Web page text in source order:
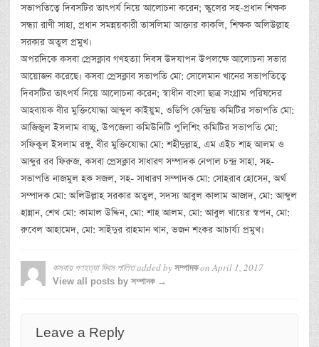
সভাপতিত্বে দিবসটির তাৎপর্য নিয়ে আলোচনা করেন; স্কুলের সহ-প্রধান শিক্ষক
সন্ধ্যা রাণী সাহা, প্রধান সমন্নয়কারী তাসলিমা আক্তার কাকলি, শিক্ষক অলিউল্লাহ
সরকার অতুল প্রমুখ।
অপরদিকে কসবা প্রেসক্লাব গণহত্যা দিবস উদযাপন উপলক্ষে আলোচনা সভার
আয়োজন করেছে। কসবা প্রেসক্লাব সভাপতি মো: সোলেমান খানের সভাপতিত্বে
দিবসটির তাৎপর্য নিয়ে আলোচনা করেন; স্বাধীন বাংলা ছাত্র সংগ্রাম পরিষদের
আহবায়ক বীর মুক্তিযোদ্ধা আব্দুল কাইয়ুম, ওডিপি কেন্দ্রিয় কমিটির সভাপতি মো:
আজিজুল ইসলাম বাচ্চু, উপজেলা কমিউনিটি পুলিশিং কমিটির সভাপতি মো:
সফিকুল ইসলাম রঙ্গু, বীর মুক্তিযোদ্ধা মো: শহীদুল্লাহ, এম এইচ শাহ আলম ও
আব্দুর রব ফিরুজ, কসবা প্রেসক্লাব সাধারণ সম্পাদক নেপাল চন্দ্র সাহা, সহ-
সভাপতি নাজমুল হক সজল, সহ- সাধারণ সম্পাদক মো: সোহরাব হোসেন, অর্থ
সম্পাদক মো: অলিউল্লাহ সরকার অতুল, সদস্য আবুল কালাম আজাদ, মো: আব্দুল
হান্নান, শেখ মো: কামাল উদ্দিন, মো: শাহ আলম, মো: আবুল খায়ের স্বপন, মো:
রুবেল আহামেদ, মো: সাইদুর রাহমান খান, ভজন শংকর আচার্য্য প্রমুখ।
কসবায় গণহত্যা দিবস পালিতadded by সম্পাদকonApril 1, 2017
View all posts by সম্পাদক →
Leave a Reply